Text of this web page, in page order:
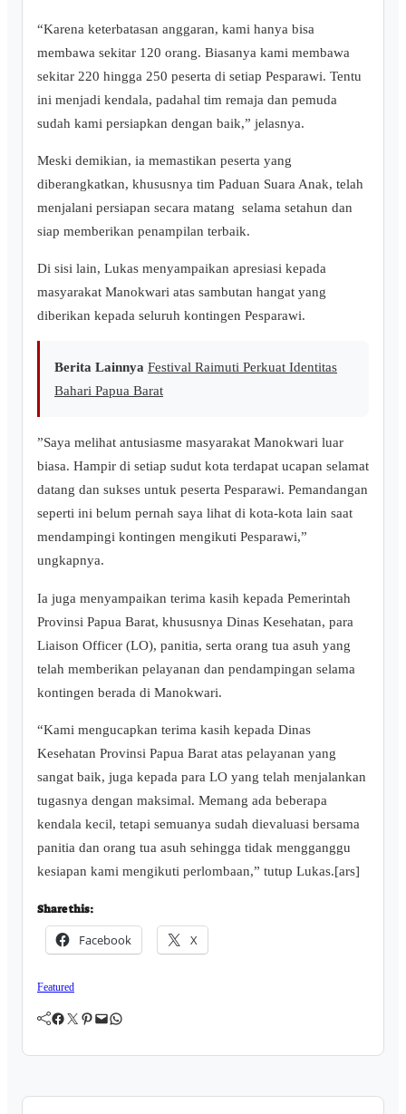
“Karena keterbatasan anggaran, kami hanya bisa
membawa sekitar 120 orang. Biasanya kami membawa
sekitar 220 hingga 250 peserta di setiap Pesparawi. Tentu
ini menjadi kendala, padahal tim remaja dan pemuda
sudah kami persiapkan dengan baik,” jelasnya.
‎Meski demikian, ia memastikan peserta yang
diberangkatkan, khususnya tim Paduan Suara Anak, telah
menjalani persiapan secara matang selama setahun dan
siap memberikan penampilan terbaik.
Di sisi lain, Lukas menyampaikan apresiasi kepada
masyarakat Manokwari atas sambutan hangat yang
diberikan kepada seluruh kontingen Pesparawi.
Berita Lainnya Festival Raimuti Perkuat Identitas
Bahari Papua Barat
‎”Saya melihat antusiasme masyarakat Manokwari luar
biasa. Hampir di setiap sudut kota terdapat ucapan selamat
datang dan sukses untuk peserta Pesparawi. Pemandangan
seperti ini belum pernah saya lihat di kota-kota lain saat
mendampingi kontingen mengikuti Pesparawi,”
ungkapnya.
‎Ia juga menyampaikan terima kasih kepada Pemerintah
Provinsi Papua Barat, khususnya Dinas Kesehatan, para
Liaison Officer (LO), panitia, serta orang tua asuh yang
telah memberikan pelayanan dan pendampingan selama
kontingen berada di Manokwari.
“Kami mengucapkan terima kasih kepada Dinas
Kesehatan Provinsi Papua Barat atas pelayanan yang
sangat baik, juga kepada para LO yang telah menjalankan
tugasnya dengan maksimal. Memang ada beberapa
kendala kecil, tetapi semuanya sudah dievaluasi bersama
panitia dan orang tua asuh sehingga tidak mengganggu
kesiapan kami mengikuti perlombaan,” tutup Lukas.[ars]
Share this:
Facebook X
Featured
Facebook Twitter Pinterest Mail WhatsApp